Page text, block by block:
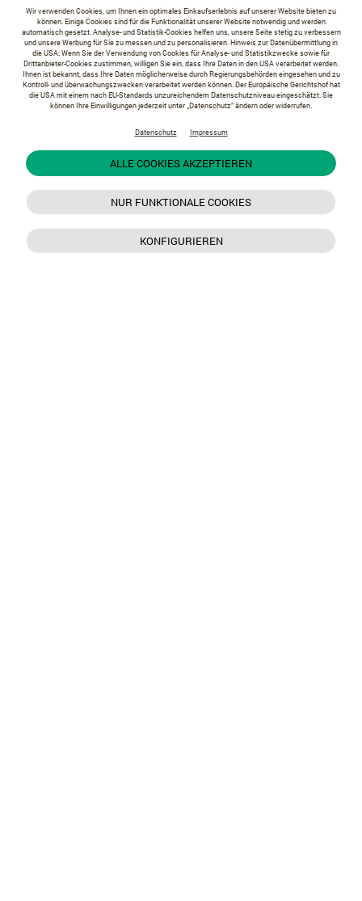
Wir verwenden Cookies, um Ihnen ein optimales Einkaufserlebnis auf unserer Website bieten zu
können. Einige Cookies sind für die Funktionalität unserer Website notwendig und werden
automatisch gesetzt. Analyse- und Statistik-Cookies helfen uns, unsere Seite stetig zu verbessern
und unsere Werbung für Sie zu messen und zu personalisieren. Hinweis zur Datenübermittlung in
die USA: Wenn Sie der Verwendung von Cookies für Analyse- und Statistikzwecke sowie für
Drittanbieter-Cookies zustimmen, willigen Sie ein, dass Ihre Daten in den USA verarbeitet werden.
Ihnen ist bekannt, dass Ihre Daten möglicherweise durch Regierungsbehörden eingesehen und zu
Kontroll- und überwachungszwecken verarbeitet werden können. Der Europäische Gerichtshof hat
die USA mit einem nach EU-Standards unzureichendem Datenschutzniveau eingeschätzt. Sie
können Ihre Einwilligungen jederzeit unter „Datenschutz“ ändern oder widerrufen.
Datenschutz Impressum
ALLE COOKIES AKZEPTIEREN
NUR FUNKTIONALE COOKIES
KONFIGURIEREN